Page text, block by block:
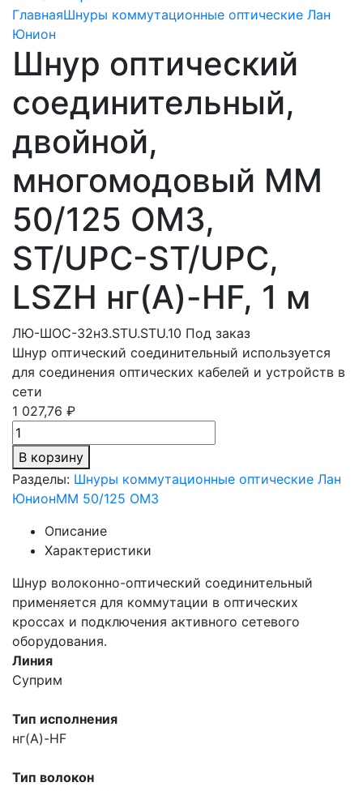
ГлавнаяШнуры коммутационные оптические Лан
Юнион
Шнур оптический
соединительный,
двойной,
многомодовый MM
50/125 OM3,
ST/UPC-ST/UPC,
LSZH нг(A)-HF, 1 м
ЛЮ-ШОС-32н3.STU.STU.10 Под заказ
Шнур оптический соединительный используется
для соединения оптических кабелей и устройств в
сети
1 027,76 ₽
В корзину
Разделы: Шнуры коммутационные оптические Лан
ЮнионMM 50/125 OM3
Описание
Характеристики
Шнур волоконно-оптический соединительный
применяется для коммутации в оптических
кроссах и подключения активного сетевого
оборудования.
Линия
Суприм
Тип исполнения
нг(A)-HF
Тип волокон